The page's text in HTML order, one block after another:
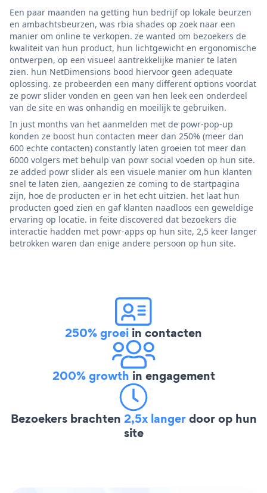
Een paar maanden na getting hun bedrijf op lokale beurzen
en ambachtsbeurzen, was rbia shades op zoek naar een
manier om online te verkopen. ze wanted om bezoekers de
kwaliteit van hun product, hun lichtgewicht en ergonomische
ontwerpen, op een visueel aantrekkelijke manier te laten
zien. hun NetDimensions bood hiervoor geen adequate
oplossing. ze probeerden een many different options voordat
ze powr slider vonden en geen van hen leek een onderdeel
van de site en was onhandig en moeilijk te gebruiken.
In just months van het aanmelden met de powr-pop-up
konden ze boost hun contacten meer dan 250% (meer dan
600 echte contacten) constantly laten groeien tot meer dan
6000 volgers met behulp van powr social voeden op hun site.
ze added powr slider als een visuele manier om hun klanten
snel te laten zien, aangezien ze coming to de startpagina
zijn, hoe de producten er in het echt uitzien. het laat hun
producten goed zien en gaf klanten naadloos een geweldige
ervaring op locatie. in feite discovered dat bezoekers die
interactie hadden met powr-apps op hun site, 2,5 keer langer
betrokken waren dan enige andere persoon op hun site.
250% groei in contacten
200% growth in engagement
Bezoekers brachten 2,5x langerdoor op hun
site